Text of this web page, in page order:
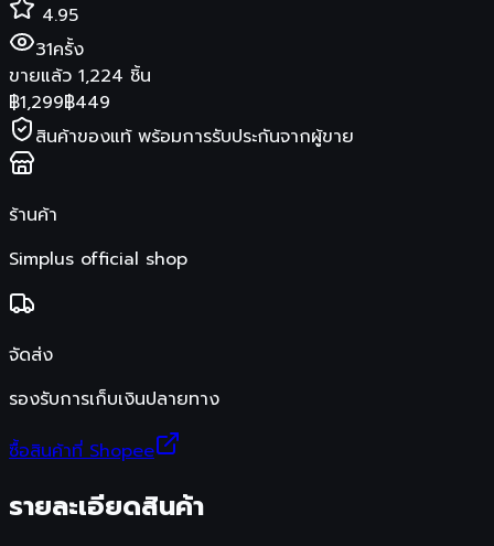
4.95
31ครั้ง
ขายแล้ว 1,224 ชิ้น
฿1,299฿449
สินค้าของแท้ พร้อมการรับประกันจากผู้ขาย
ร้านค้า
Simplus official shop
จัดส่ง
รองรับการเก็บเงินปลายทาง
ซื้อสินค้าที่ Shopee
รายละเอียดสินค้า